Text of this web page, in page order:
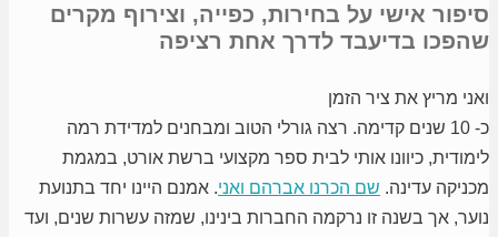
סיפור אישי על בחירות, כפייה, וצירוף מקרים
שהפכו בדיעבד לדרך אחת רציפה
ואני מריץ את ציר הזמן
כ- 10 שנים קדימה. רצה גורלי הטוב ומבחנים למדידת רמה
לימודית, כיוונו אותי לבית ספר מקצועי ברשת אורט, במגמת
מכניקה עדינה. שם הכרנו אברהם ואני. אמנם היינו יחד בתנועת
נוער, אך בשנה זו נרקמה החברות בינינו, שמזה עשרות שנים, ועד